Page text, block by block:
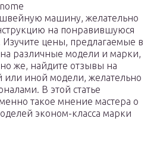
машину, желательно
на понравившуюся
Изучите цены, предлагаемые в
различные модели и марки,
же, найдите отзывы на
иной модели, желательно
В этой статье
такое мнение мастера о
эконом-класса марки